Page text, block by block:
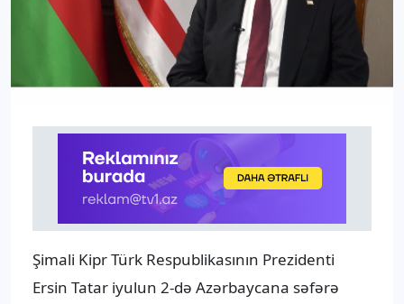
Şimali Kipr Türk Respublikasının Prezidenti
Ersin Tatar iyulun 2-də Azərbaycana səfərə